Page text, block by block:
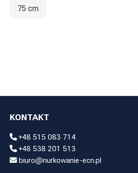
75 cm
KONTAKT
+48 515 083 714
+48 538 201 513
biuro@nurkowanie-ecn.pl